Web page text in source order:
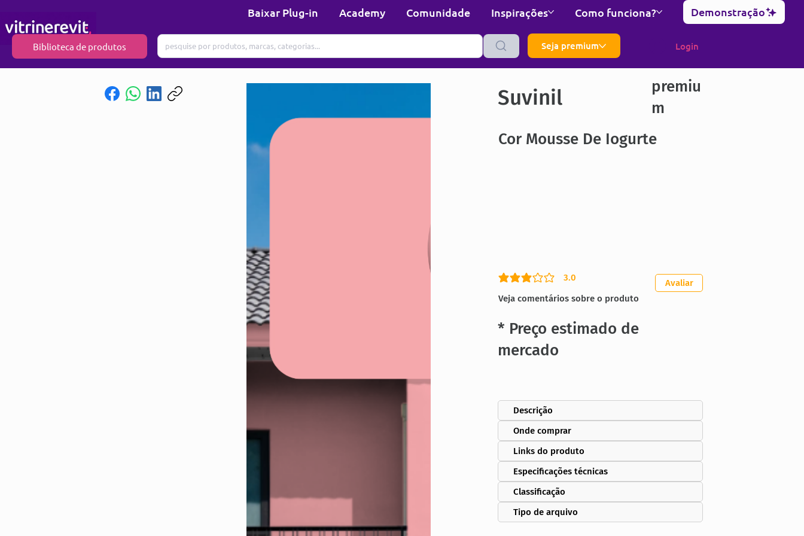
Baixar Plug-in Academy Comunidade Inspirações Como funciona? Demonstração
Biblioteca de produtos Seja premium Login
Suvinil
premiu
m
Cor Mousse De Iogurte
3.0
classificação média é 3 de 5
Veja comentários sobre o produto
Avaliar
* Preço estimado de
mercado
Descrição
Onde comprar
Links do produto
Especificações técnicas
Classificação
Tipo de arquivo